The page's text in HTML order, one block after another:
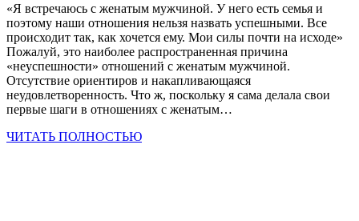
«Я встречаюсь с женатым мужчиной. У него есть семья и
поэтому наши отношения нельзя назвать успешными. Все
происходит так, как хочется ему. Мои силы почти на исходе»
Пожалуй, это наиболее распространенная причина
«неуспешности» отношений с женатым мужчиной.
Отсутствие ориентиров и накапливающаяся
неудовлетворенность. Что ж, поскольку я сама делала свои
первые шаги в отношениях с женатым…
ЧИТАТЬ ПОЛНОСТЬЮ